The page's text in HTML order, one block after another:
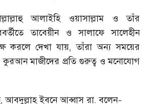
আলাইহি ওয়াসাল্লাম ও তাঁর
তাবেয়ীন ও সালাফে সালেহীন
করলে দেখা যায়,তাঁরা অন্য সময়ের
কুরআন মাজীদের প্রতি গুরুত্ব ও মনোযোগ
,আবদুল্লাহ ইবনে আব্বাস রা. বলেন–